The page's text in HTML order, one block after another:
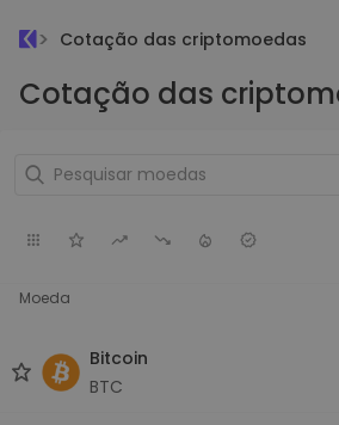
Cotação das criptomoedas
Cotação das
Moeda
Bitcoin
BTC